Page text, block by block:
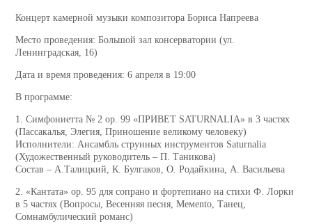
Концерт камерной музыки композитора Бориса Напреева
Место проведения: Большой зал консерватории (ул.
Ленинградская, 16)
Дата и время проведения: 6 апреля в 19:00
В программе:
1. Симфониетта № 2 ор. 99 «ПРИВЕТ SATURNALIA» в 3 частях
(Пассакалья, Элегия, Приношение великому человеку)
Исполнители: Ансамбль струнных инструментов Saturnalia
(Художественный руководитель – П. Таникова)
Состав – А.Талицкий, К. Булгаков, О. Родайкина, А. Васильева
2. «Кантата» ор. 95 для сопрано и фортепиано на стихи Ф. Лорки
в 5 частях (Вопросы, Весенняя песня, Meмento, Танец,
Сомнамбулический романс)